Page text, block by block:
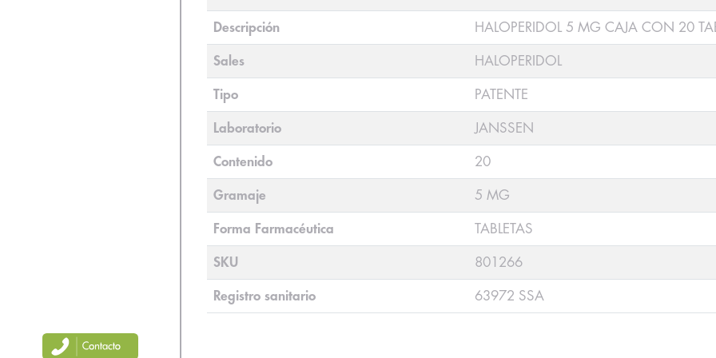
Descripción HALOPERIDOL 5 MG CAJA CON 20
Sales HALOPERIDOL
Tipo PATENTE
Laboratorio JANSSEN
Contenido 20
Gramaje 5 MG
Forma Farmacéutica TABLETAS
SKU 801266
Registro sanitario 63972 SSA